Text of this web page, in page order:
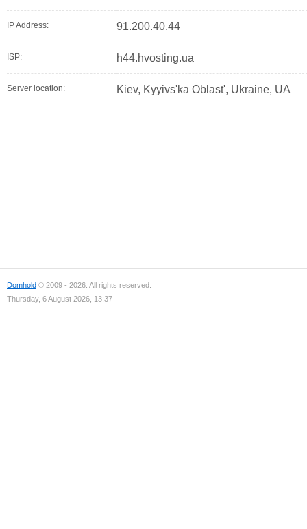
IP Address: 91.200.40.44
ISP: h44.hvosting.ua
Server location: Kiev, Kyyivs'ka Oblast', Ukraine, UA
Domhold © 2009 - 2026. All rights reserved.
Thursday, 6 August 2026, 13:37